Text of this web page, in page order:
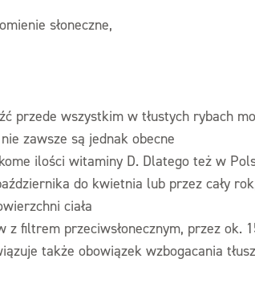
słoneczne,
przede wszystkim w tłustych rybach
zawsze są jednak obecne
ilości witaminy D. Dlatego też w
do kwietnia lub przez cały
ciała
z filtrem przeciwsłonecznym, przez ok.
także obowiązek wzbogacania